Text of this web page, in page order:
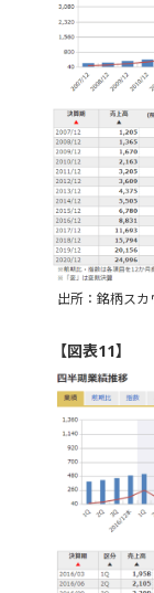
出所：銘柄ス
【図表11】